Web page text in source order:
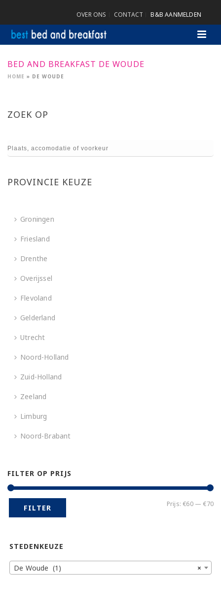
OVER ONS CONTACT B&B AANMELDEN
BED AND BREAKFAST DE WOUDE
HOME » DE WOUDE
ZOEK OP
PROVINCIE KEUZE
Groningen
Friesland
Drenthe
Overijssel
Flevoland
Gelderland
Utrecht
Noord-Holland
Zuid-Holland
Zeeland
Limburg
Noord-Brabant
FILTER OP PRIJS
FILTER Prijs:€60—€70
STEDENKEUZE
×
De Woude (1)